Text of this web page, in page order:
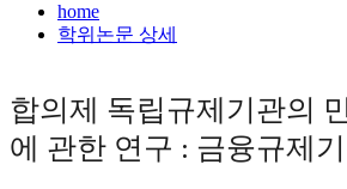
home
학위논문 상세
합의제 독립규제기관의
에 관한 연구 : 금융규제